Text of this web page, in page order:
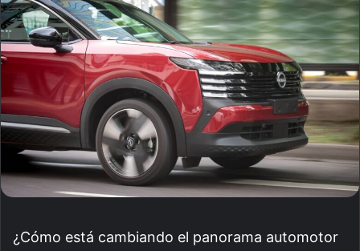
¿Cómo está cambiando el panorama automotor